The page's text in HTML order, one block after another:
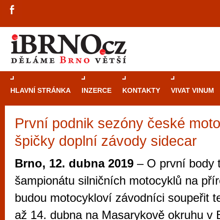
HLAVNÍ STRÁNKA INZERCE KONTAKTY VIVAT VINUM
První podnik sezóny české
špičky doplní závody sidecar
Brno, 12. dubna 2019 – O první body
šampionátu silničních motocyklů na
budou motocykloví závodníci soupeřit
až 14. dubna na Masarykově okruhu v
Průvodce
Brně: Od
Brno je
zajímavé
restaurace,
Mimo jiné je ale také místem, kde si